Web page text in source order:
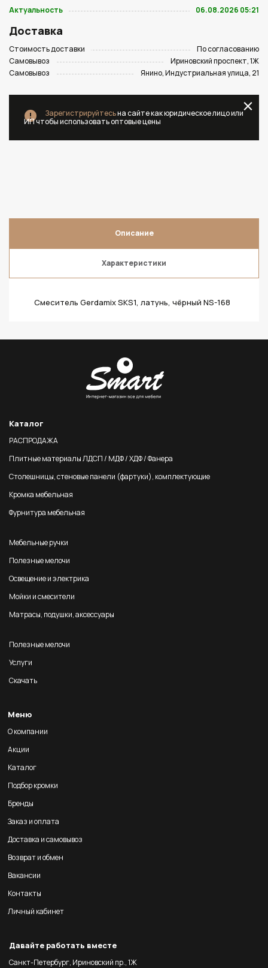
Актуальность
06.08.2026 05:21
Доставка
Стоимость доставки
По согласованию
Самовывоз
Ириновский проспект, 1Ж
Самовывоз
Янино, Индустриальная улица, 21
Зарегистрируйтесьна сайте как юридическое лицо или
ИП чтобы использовать оптовые цены
Описание
Характеристики
Смеситель Gerdamix SKS1, латунь, чёрный NS-168
Каталог
РАСПРОДАЖА
Плитные материалы ЛДСП / МДФ / ХДФ / Фанера
Столешницы, стеновые панели (фартуки), комплектующие
Кромка мебельная
Фурнитура мебельная
Мебельные ручки
Полезные мелочи
Освещение и электрика
Мойки и смесители
Матрасы, подушки, аксессуары
Полезные мелочи
Услуги
Скачать
Меню
О компании
Акции
Каталог
Подбор кромки
Бренды
Заказ и оплата
Доставка и самовывоз
Возврат и обмен
Вакансии
Контакты
Личный кабинет
Давайте работать вместе
Санкт-Петербург, Ириновский пр., 1Ж